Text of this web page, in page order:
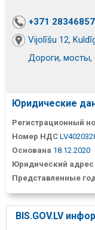
+371 28346857
Vijolīšu 12,
Дороги, мосты,
Юридические
Регистрационный
Номер НДС
Основана 18.12.2020
Юридический адрес
Представленные
BIS.GOV.LV